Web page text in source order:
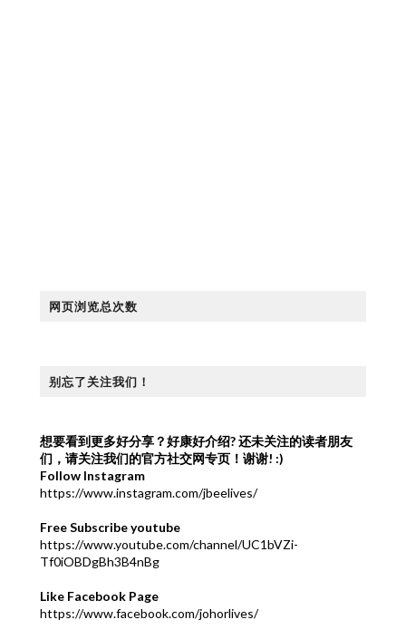
网页浏览总次数
别忘了关注我们！
想要看到更多好分享？好康好介绍?还未关注的读者朋友
们，请关注我们的官方社交网专页！谢谢! :)
Follow Instagram
https://www.instagram.com/jbeelives/
Free Subscribe youtube
https://www.youtube.com/channel/UC1bVZi-
Tf0iOBDgBh3B4nBg
Like Facebook Page
https://www.facebook.com/johorlives/